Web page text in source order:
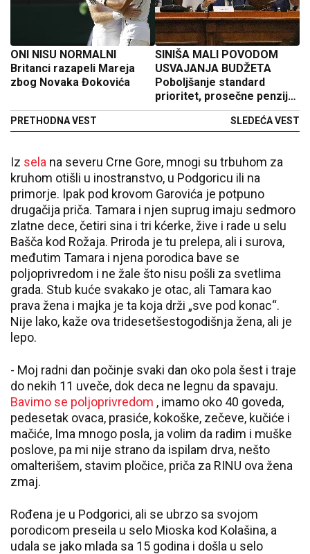
ONI NISU NORMALNI
Britanci razapeli Mareja
zbog Novaka Đokovića
PRETHODNA VEST
SINIŠA MALI POVODOM
USVAJANJA BUDŽETA
Poboljšanje standard
prioritet, prosečne penzije
oko 400 evra, sledi dalji
SLEDEĆA VEST
Iz sela na severu Crne Gore, mnogi su trbuhom za
kruhom otišli u inostranstvo, u Podgoricu ili na
primorje. Ipak pod krovom Garovića je potpuno
drugačija priča. Tamara i njen suprug imaju sedmoro
zlatne dece, četiri sina i tri kćerke, žive i rade u selu
Bašča kod Rožaja. Priroda je tu prelepa, ali i surova,
međutim Tamara i njena porodica bave se
poljoprivredom i ne žale što nisu pošli za svetlima
grada. Stub kuće svakako je otac, ali Tamara kao
prava žena i majka je ta koja drži „sve pod konac“.
Nije lako, kaže ova tridesetšestogodišnja žena, ali je
lepo.
- Moj radni dan počinje svaki dan oko pola šest i traje
do nekih 11 uveče, dok deca ne legnu da spavaju.
Bavimo se poljoprivredom , imamo oko 40 goveda,
pedesetak ovaca, prasiće, kokoške, zečeve, kučiće i
mačiće, Ima mnogo posla, ja volim da radim i muške
poslove, pa mi nije strano da ispilam drva, nešto
omalterišem, stavim pločice, priča za RINU ova žena
zmaj.
Rođena je u Podgorici, ali se ubrzo sa svojom
porodicom preseila u selo Mioska kod Kolašina, a
udala se jako mlada sa 15 godina i došla u selo